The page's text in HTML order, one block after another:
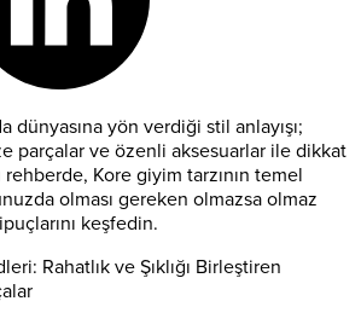
dünyasına yön verdiği stil anlayışı;
parçalar ve özenli aksesuarlar ile dikkat
Kore giyim tarzının temel
olması gereken olmazsa olmaz
keşfedin.